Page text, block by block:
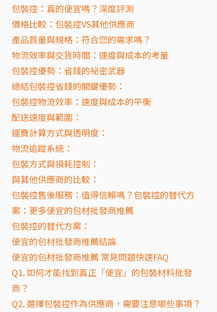
包裝控：真的便宜嗎？深度評測
價格比較：包裝控VS其他供應商
產品質量與規格：符合您的需求嗎？
物流效率與交貨時間：速度與成本的考量
包裝控優勢：省錢的祕密武器
總結包裝控省錢的關鍵優勢：
包裝控物流效率：速度與成本的平衡
配送速度與範圍：
運費計算方式與透明度：
物流追蹤系統：
包裝方式與損耗控制：
與其他供應商的比較：
包裝控售後服務：值得信賴嗎？包裝控的替代方
案：更多便宜的包材批發商推薦
包裝控的替代方案：
便宜的包材批發商推薦結論
便宜的包材批發商推薦 常見問題快速FAQ
Q1. 如何才能找到真正「便宜」的包裝材料批發
商？
Q2. 選擇包裝控作為供應商，需要注意哪些事項？